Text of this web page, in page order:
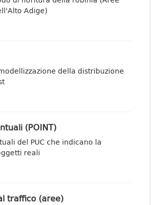
Adige)
della distribuzione
(POINT)
del PUC che indicano la
reali
traffico (aree)